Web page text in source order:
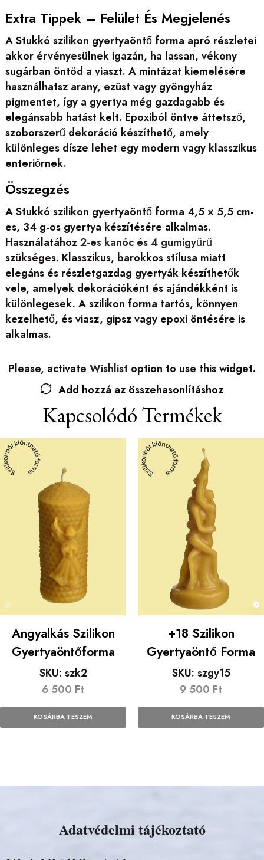
Extra Tippek – Felület És Megjelenés
A Stukkó szilikon gyertyaöntő forma apró részletei
akkor érvényesülnek igazán, ha lassan, vékony
sugárban öntöd a viaszt. A mintázat kiemelésére
használhatsz arany, ezüst vagy gyöngyház
pigmentet, így a gyertya még gazdagabb és
elegánsabb hatást kelt. Epoxiból öntve áttetsző,
szoborszerű dekoráció készíthető, amely
különleges dísze lehet egy modern vagy klasszikus
enteriőrnek.
Összegzés
A Stukkó szilikon gyertyaöntő forma 4,5 × 5,5 cm-
es, 34 g-os gyertya készítésére alkalmas.
Használatához2-es kanóc és 4 gumigyűrű
szükséges. Klasszikus, barokkos stílusa miatt
elegáns és részletgazdag gyertyák készíthetők
vele, amelyek dekorációként és ajándékként is
különlegesek. A szilikon forma tartós, könnyen
kezelhető, és viasz, gipsz vagy epoxi öntésére is
alkalmas.
Please, activate Wishlist option to use this widget.
Add hozzá az összehasonlításhoz
Kapcsolódó Termékek
Angyalkás Szilikon
Gyertyaöntőforma
SKU: szk2
6 500 Ft
KOSÁRBA TESZEM
+18 Szilikon
Gyertyaöntő Forma
SKU: szgy15
9 500 Ft
KOSÁRBA TESZEM
Adatvédelmi tájékoztató